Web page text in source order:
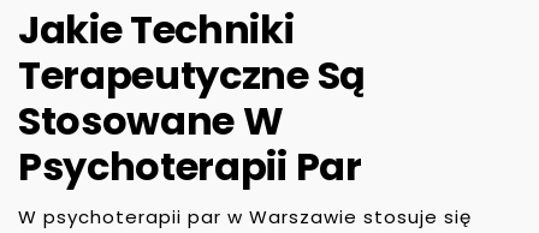
Jakie Techniki
Terapeutyczne Są
Stosowane W
Psychoterapii Par
W psychoterapii par w Warszawie stosuje się